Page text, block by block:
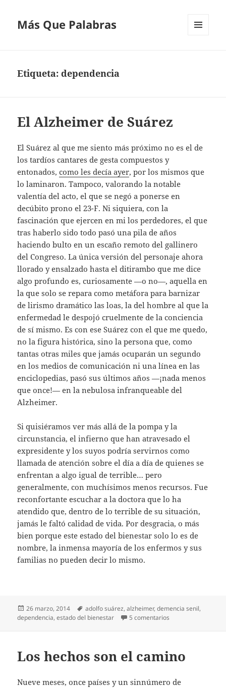
Más Que Palabras
Etiqueta:dependencia
El Alzheimer de Suárez
El Suárez al que me siento más próximo no es el de
los tardíos cantares de gesta compuestos y
entonados,como les decía ayer, por los mismos que
lo laminaron. Tampoco, valorando la notable
valentía del acto, el que se negó a ponerse en
decúbito prono el 23-F. Ni siquiera, con la
fascinación que ejercen en mi los perdedores, el que
tras haberlo sido todo pasó una pila de años
haciendo bulto en un escaño remoto del gallinero
del Congreso. La única versión del personaje ahora
llorado y ensalzado hasta el ditirambo que me dice
algo profundo es, curiosamente —o no—, aquella en
la que solo se repara como metáfora para barnizar
de lirismo dramático las loas, la del hombre al que la
enfermedad le despojó cruelmente de la conciencia
de sí mismo. Es con ese Suárez con el que me quedo,
no la figura histórica, sino la persona que, como
tantas otras miles que jamás ocuparán un segundo
en los medios de comunicación ni una línea en las
enciclopedias, pasó sus últimos años —¡nada menos
que once!— en la nebulosa infranqueable del
Alzheimer.
Si quisiéramos ver más allá de la pompa y la
circunstancia, el infierno que han atravesado el
expresidente y los suyos podría servirnos como
llamada de atención sobre el día a día de quienes se
enfrentan a algo igual de terrible… pero
generalmente, con muchísimos menos recursos. Fue
reconfortante escuchar a la doctora que lo ha
atendido que, dentro de lo terrible de su situación,
jamás le faltó calidad de vida. Por desgracia, o más
bien porque este estado del bienestar solo lo es de
nombre, la inmensa mayoría de los enfermos y sus
familias no pueden decir lo mismo.
Publicado
el
26 marzo, 2014 Etiquetas
adolfo suárez,alzheimer,demencia senil,
dependencia,estado del bienestar 5 comentarios
Los hechos son el camino
Nueve meses, once países y un sinnúmero de